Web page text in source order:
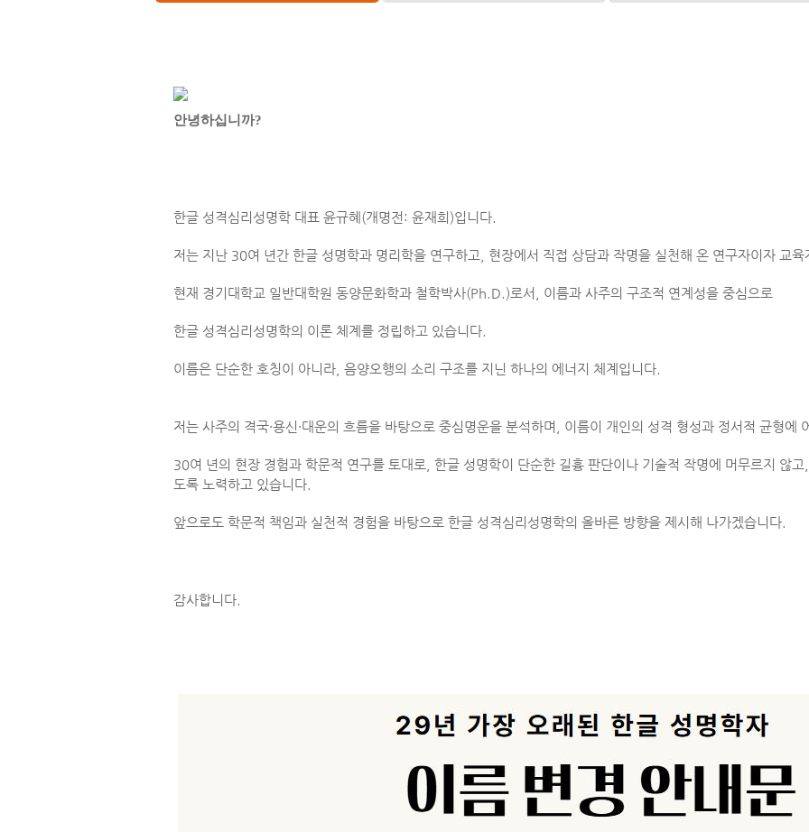
안녕하십니까?
한글 성격심리성명학 대표 윤규혜(개명전: 윤재희)입니다.
저는 지난 30여 년간 한글 성명학과 명리학을 연구하고, 현장에서 직접 상담과 작명을 실천해 온 연구자이자 교육
현재 경기대학교 일반대학원 동양문화학과 철학박사(Ph.D.)로서, 이름과 사주의 구조적 연계성을 중심으로
한글 성격심리성명학의 이론 체계를 정립하고 있습니다.
이름은 단순한 호칭이 아니라, 음양오행의 소리 구조를 지닌 하나의 에너지 체계입니다.
저는 사주의 격국·용신·대운의 흐름을 바탕으로 중심명운을 분석하며, 이름이 개인의 성격 형성과 정서적 균형에
30여 년의 현장 경험과 학문적 연구를 토대로, 한글 성명학이 단순한 길흉 판단이나 기술적 작명에 머무르지 않
도록 노력하고 있습니다.
앞으로도 학문적 책임과 실천적 경험을 바탕으로 한글 성격심리성명학의 올바른 방향을 제시해 나가겠습니다.
감사합니다.